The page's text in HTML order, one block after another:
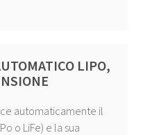
LIPO,
automaticamente il
o LiFe) e la sua